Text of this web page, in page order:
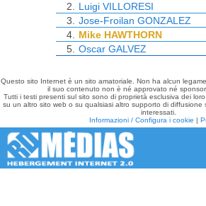
2.
Luigi VILLORESI
3.
Jose-Froilan GONZALEZ
4.
Mike HAWTHORN
5. Oscar GALVEZ
Questo sito Internet è un sito amatoriale. Non ha alcun
il suo contenuto non è né approvato né
Tutti i testi presenti sul sito sono di proprietà esclusiva dei
su un altro sito web o su qualsiasi altro supporto di diffusione
interessati.
Informazioni / Configura i cookie |